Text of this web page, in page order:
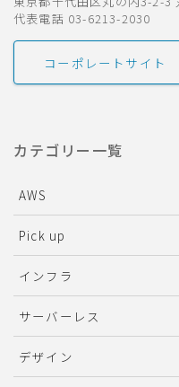
代表電話 03-6213-2030
コーポレートサイト
カテゴリー一覧
AWS
Pick up
インフラ
サーバーレス
デザイン